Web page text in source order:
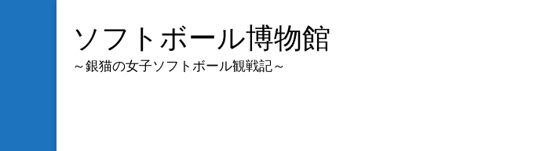
ソフトボール博物館
～銀猫の女子ソフトボール観戦記～